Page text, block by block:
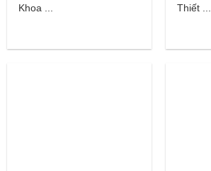
Khoa ...
Thiết ...